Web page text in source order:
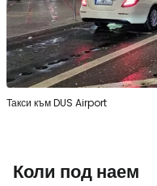
Такси към DUS Airport
Коли под наем